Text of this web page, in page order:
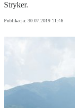
Stryker.
Publikacja: 30.07.2019 11:46